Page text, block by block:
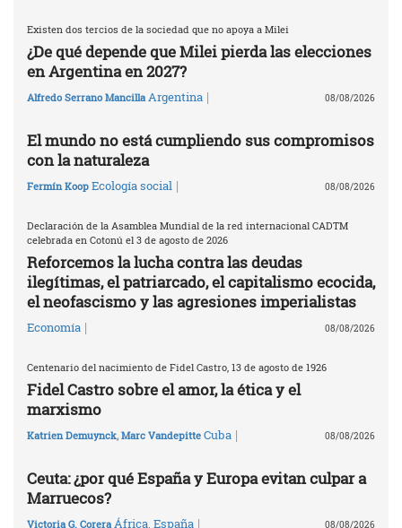
Existen dos tercios de la sociedad que no apoya a Milei
¿De qué depende que Milei pierda las elecciones
en Argentina en 2027?
Alfredo Serrano Mancilla Argentina | 08/08/2026
El mundo no está cumpliendo sus compromisos
con la naturaleza
Fermín Koop Ecología social | 08/08/2026
Declaración de la Asamblea Mundial de la red internacional CADTM
celebrada en Cotonú el 3 de agosto de 2026
Reforcemos la lucha contra las deudas
ilegítimas, el patriarcado, el capitalismo ecocida,
el neofascismo y las agresiones imperialistas
Economía | 08/08/2026
Centenario del nacimiento de Fidel Castro, 13 de agosto de 1926
Fidel Castro sobre el amor, la ética y el
marxismo
Katrien Demuynck, Marc Vandepitte Cuba | 08/08/2026
Ceuta: ¿por qué España y Europa evitan culpar a
Marruecos?
Victoria G. Corera África España | 08/08/2026